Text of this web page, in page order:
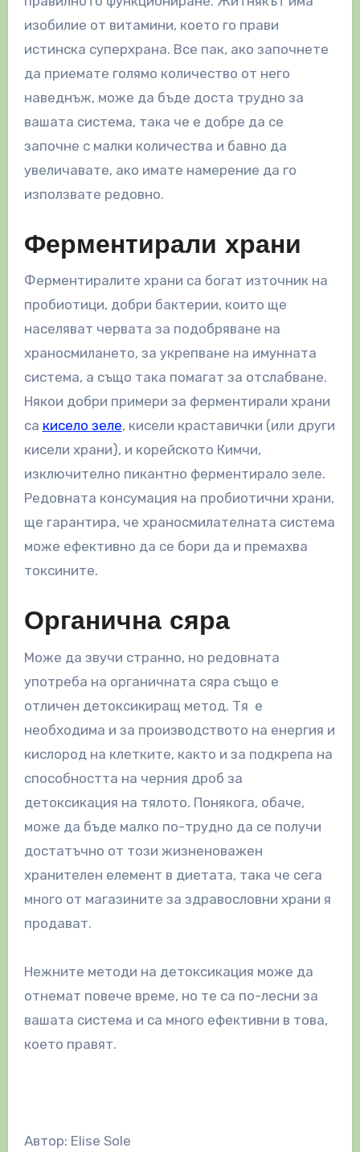
изобилие от витамини, което го прави
истинска суперхрана. Все пак, ако започнете
да приемате голямо количество от него
наведнъж, може да бъде доста трудно за
вашата система, така че е добре да се
започне с малки количества и бавно да
увеличавате, ако имате намерение да го
използвате редовно.
Ферментирали храни
Ферментиралите храни са богат източник на
пробиотици, добри бактерии, които ще
населяват червата за подобряване на
храносмилането, за укрепване на имунната
система, а също така помагат за отслабване.
Някои добри примери за ферментирали храни
са кисело зеле, кисели краставички (или други
кисели храни), и корейското Кимчи,
изключително пикантно ферментирало зеле.
Редовната консумация на пробиотични храни,
ще гарантира, че храносмилателната система
може ефективно да се бори да и премахва
токсините.
Органична сяра
Може да звучи странно, но редовната
употреба на органичната сяра също е
отличен детоксикиращ метод. Тя е
необходима и за производството на енергия и
кислород на клетките, както и за подкрепа на
способността на черния дроб за
детоксикация на тялото. Понякога, обаче,
може да бъде малко по-трудно да се получи
достатъчно от този жизненоважен
хранителен елемент в диетата, така че сега
много от магазините за здравословни храни я
продават.
Нежните методи на детоксикация може да
отнемат повече време, но те са по-лесни за
вашата система и са много ефективни в това,
което правят.
Автор: Elise Sole